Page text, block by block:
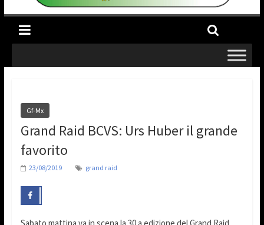
Gf-Mx
Grand Raid BCVS: Urs Huber il grande
favorito
23/08/2019 grand raid